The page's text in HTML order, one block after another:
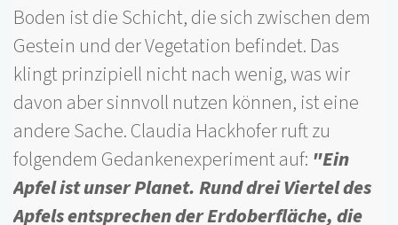
Boden ist die Schicht, die sich zwischen dem
Gestein und der Vegetation befindet. Das
klingt prinzipiell nicht nach wenig, was wir
davon aber sinnvoll nutzen können, ist eine
andere Sache. Claudia Hackhofer ruft zu
folgendem Gedankenexperiment auf: "Ein
Apfel ist unser Planet. Rund drei Viertel des
Apfels entsprechen der Erdoberfläche, die